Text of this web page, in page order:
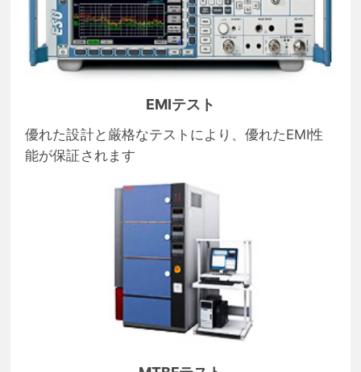
EMIテスト
優れた設計と厳格なテストにより、優れたEMI性
能が保証されます